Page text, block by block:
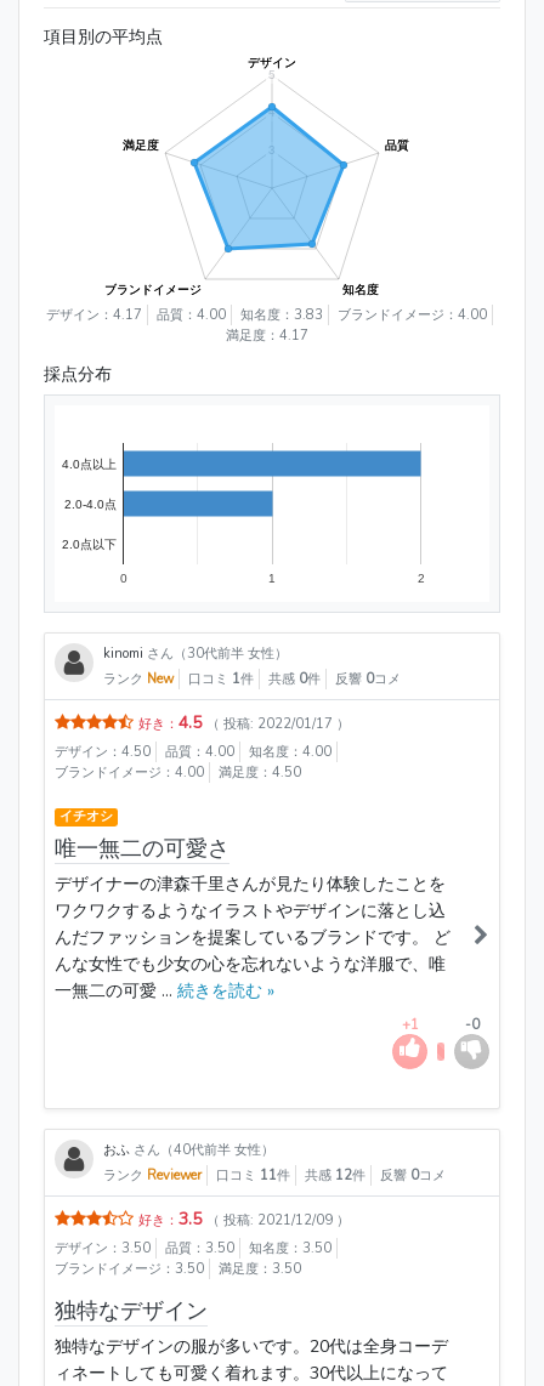
項目別の平均点
デザイン：4.17 品質：4.00 知名度：3.83
ブランドイメージ：4.00
満足度：4.17
採点分布
0 1 2
4.0点以上
2.0-4.0点
2.0点以下
kinomi さん（30代前半 女性）
ランク New 口コミ 1件 共感 0件 反響 0コメ
好き： 4.5
（ 投稿: 2022/01/17 ）
デザイン：4.50
品質：4.00
知名度：4.00
ブランドイメージ：4.00
満足度：4.50
イチオシ
唯一無二の可愛さ
デザイナーの津森千里さんが見たり体験したことを
ワクワクするようなイラストやデザインに落とし込
んだファッションを提案しているブランドです。 ど
んな女性でも少女の心を忘れないような洋服で、唯
一無二の可愛 ... 続きを読む »
+1 -0
おふ さん（40代前半 女性）
ランク Reviewer 口コミ 11件 共感 12件 反響 0コメ
好き： 3.5
（ 投稿: 2021/12/09 ）
デザイン：3.50
品質：3.50
知名度：3.50
ブランドイメージ：3.50
満足度：3.50
独特なデザイン
独特なデザインの服が多いです。20代は全身コーデ
ィネートしても可愛く着れます。30代以上になって